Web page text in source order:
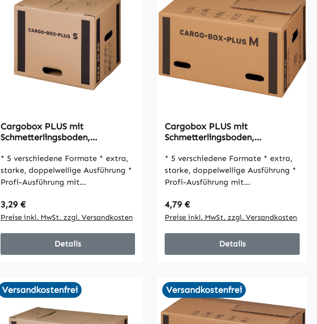
Cargobox PLUS mit
Schmetterlingsboden,
wellig, VPE10
* 5 verschiedene Formate * extra,
starke, doppelwellige Ausführung *
Profi-Ausführung mit
Materialstärke der Grifflöcher
Regulärer Preis:
3,29 €
Preise inkl. MwSt. zzgl. Versandkosten
Details
Cargobox PLUS mit
Schmetterlingsboden,
wellig, VPE10
* 5 verschiedene Formate * extra,
starke, doppelwellige Ausführung *
Profi-Ausführung mit
Materialstärke der Grifflöcher
Regulärer Preis:
4,79 €
Preise inkl. MwSt. zzgl. Versandkosten
Details
Versandkostenfrei Versandkostenfrei